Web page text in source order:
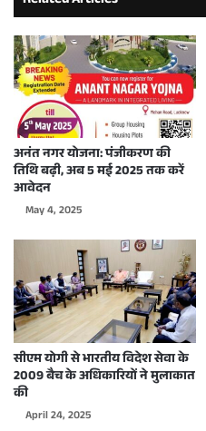
अनंत नगर योजना: पंजीकरण की
तिथि बढ़ी, अब 5 मई 2025 तक करें
आवेदन
May 4, 2025
सीएम योगी से भारतीय विदेश सेवा के
2009 बैच के अधिकारियों ने मुलाकात
की
April 24, 2025